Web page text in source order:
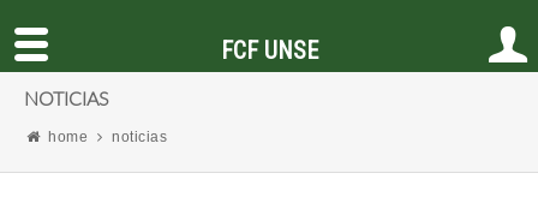
NOTICIAS
home noticias
FCF UNSE